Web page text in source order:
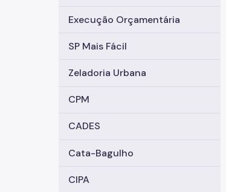
Execução Orçamentária
SP Mais Fácil
Zeladoria Urbana
CPM
CADES
Cata-Bagulho
CIPA